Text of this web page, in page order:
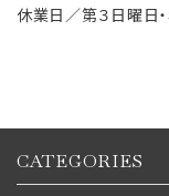
休業日／第３日曜日
CATEGORIES